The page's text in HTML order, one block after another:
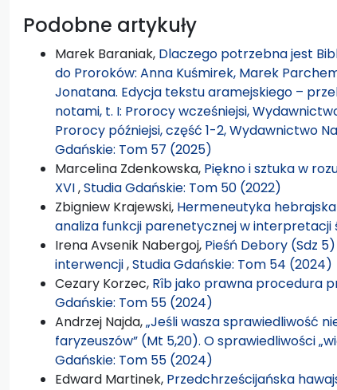
Podobne artykuły
Marek Baraniak, Dlaczego potrzebna jest
do Proroków: Anna Kuśmirek, Marek
Jonatana. Edycja tekstu aramejskiego –
notami, t. I: Prorocy wcześniejsi,
Prorocy późniejsi, część 1-2, Wydawnictwo
Gdańskie: Tom 57 (2025)
Marcelina Zdenkowska, Piękno i sztuka w
XVI,Studia Gdańskie: Tom 50 (2022)
Zbigniew Krajewski, Hermeneutyka
analiza funkcji parenetycznej w interpretacji
Irena Avsenik Nabergoj, Pieśń Debory (Sdz
interwencji,Studia Gdańskie: Tom 54 (2024)
Cezary Korzec, Rîb jako prawna procedura
Gdańskie: Tom 55 (2024)
Andrzej Najda,„Jeśli wasza sprawiedliwość
faryzeuszów” (Mt 5,20). O sprawiedliwości
Gdańskie: Tom 55 (2024)
Edward Martinek, Przedchrześcijańska